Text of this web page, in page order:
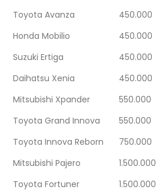
Toyota Avanza
450.000
Honda Mobilio
450.000
Suzuki Ertiga
450.000
Daihatsu Xenia
450.000
Mitsubishi Xpander
550.000
Toyota Grand Innova
550.000
Toyota Innova Reborn
750.000
Mitsubishi Pajero
1.500.000
Toyota Fortuner
1.500.000